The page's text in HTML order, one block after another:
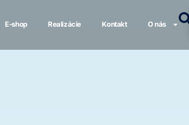
E-shop Realizácie Kontakt O nás